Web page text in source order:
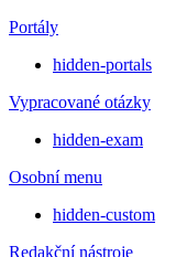
Portály
hidden-portals
Vypracované otázky
hidden-exam
Osobní menu
hidden-custom
Redakční nástroje